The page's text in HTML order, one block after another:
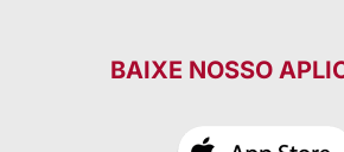
BAIXE NOSSO